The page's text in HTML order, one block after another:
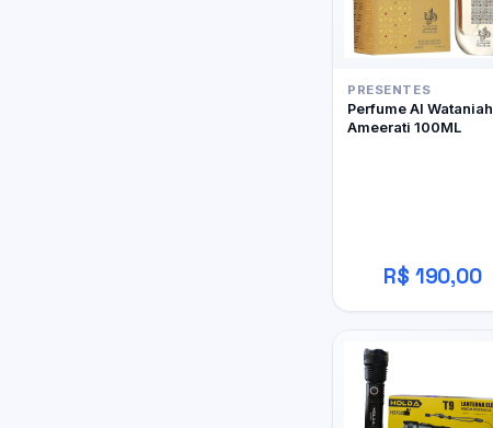
PRESENTES
Perfume Al Wataniah
Ameerati 100ML
R$ 190,00